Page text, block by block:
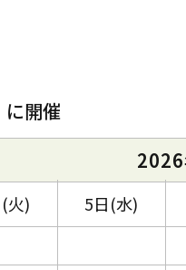
開催
火) 5日(水)